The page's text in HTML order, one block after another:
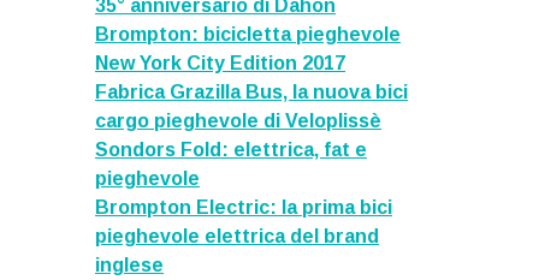
35° anniversario di Dahon
Brompton: bicicletta pieghevole
New York City Edition 2017
Fabrica Grazilla Bus, la nuova bici
cargo pieghevole di Veloplissè
Sondors Fold: elettrica, fat e
pieghevole
Brompton Electric: la prima bici
pieghevole elettrica del brand
inglese